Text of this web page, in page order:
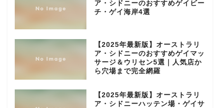
ア・シドニーのおすすめゲイビー
チ・ゲイ海岸4選
【2025年最新版】オーストラリ
ア・シドニーのおすすめゲイマッ
サージ＆ウリセン5選｜人気店か
ら穴場まで完全網羅
【2025年最新版】オーストラリ
ア・シドニーハッテン場・ゲイサ